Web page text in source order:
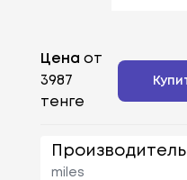
Цена от
3987
тенге
Производитель
miles